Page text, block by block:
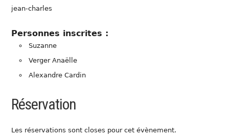
jean-charles
Personnes inscrites :
Suzanne
Verger Anaëlle
Alexandre Cardin
Réservation
Les réservations sont closes pour cet évènement.